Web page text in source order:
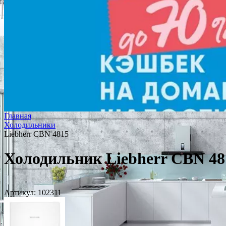
Главная
Холодильники
Liebherr CBN 4815
Холодильник Liebherr CBN
Артикул: 102311